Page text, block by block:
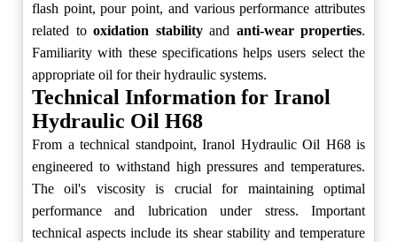
flash point, pour point, and various performance attributes
related to oxidation stabilityand anti-wear properties.
Familiarity with these specifications helps users select the
appropriate oil for their hydraulic systems.
Technical Information for Iranol
Hydraulic Oil H68
From a technical standpoint, Iranol Hydraulic Oil H68 is
engineered to withstand high pressures and temperatures.
The oil's viscosity is crucial for maintaining optimal
performance and lubrication under stress. Important
technical aspects include its shear stability and temperature